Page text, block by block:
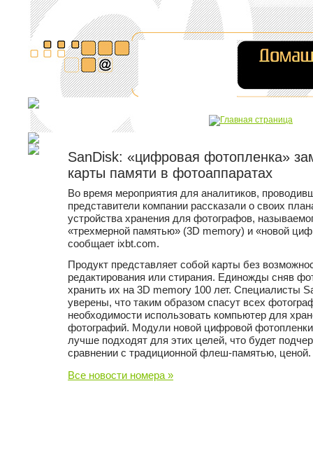
SanDisk: «цифровая фотопленка»
карты памяти в фотоаппаратах
Во время мероприятия для аналитиков,
представители компании рассказали о своих
устройства хранения для фотографов,
«трехмерной памятью» (3D memory) и «новой
сообщает ixbt.com.
Продукт представляет собой карты без
редактирования или стирания. Единожды сняв
хранить их на 3D memory 100 лет. Специалисты
уверены, что таким образом спасут всех
необходимости использовать компьютер для
фотографий. Модули новой цифровой
лучше подходят для этих целей, что будет
сравнении с традиционной флеш-памятью, ценой.
Все новости номера »